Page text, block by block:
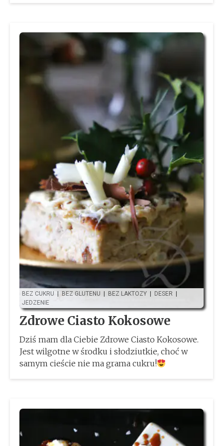
BEZ CUKRU BEZ GLUTENU BEZ LAKTOZY DESER
JEDZENIE
Zdrowe Ciasto Kokosowe
Dziś mam dla Ciebie Zdrowe Ciasto Kokosowe.
Jest wilgotne w środku i słodziutkie, choć w
samym cieście nie ma grama cukru!